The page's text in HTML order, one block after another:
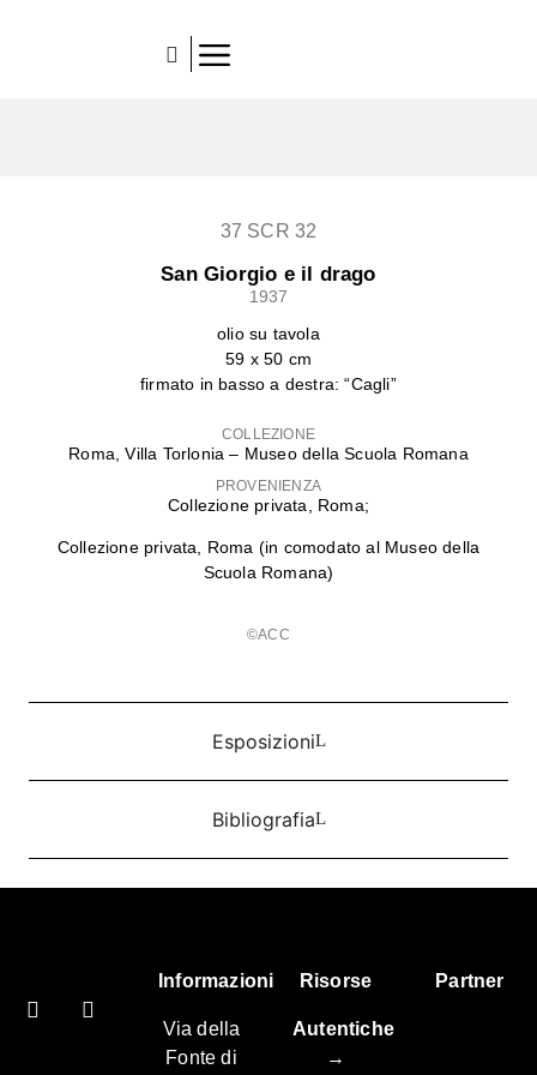
37 SCR 32
San Giorgio e il drago
1937
olio su tavola
59 x 50 cm
firmato in basso a destra: “Cagli”
COLLEZIONE
Roma, Villa Torlonia – Museo della Scuola Romana
PROVENIENZA
Collezione privata, Roma;
Collezione privata, Roma (in comodato al Museo della
Scuola Romana)
©ACC
Esposizioni
Bibliografia
Informazioni
Via della
Fonte di
Risorse
Autentiche
→
Partner